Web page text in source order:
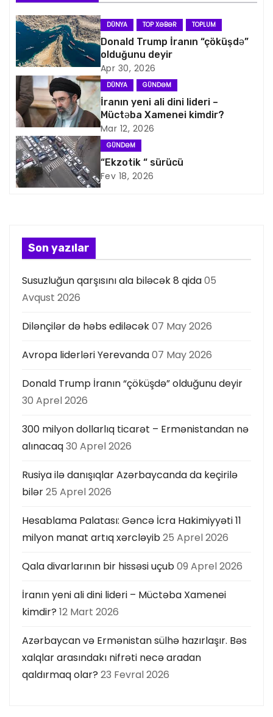
n
a
v
i
q
a
s
i
a
ı
DÜNYA TOP XƏBƏR TOPLUM
Donald Trump İranın “çöküşdə”
olduğunu deyir
Apr 30, 2026
DÜNYA GÜNDƏM
İranın yeni ali dini lideri –
Müctəba Xamenei kimdir?
Mar 12, 2026
GÜNDƏM
“Ekzotik “ sürücü
Fev 18, 2026
Son yazılar
Susuzluğun qarşısını ala biləcək 8 qida05
Avqust 2026
Dilənçilər də həbs ediləcək07 May 2026
Avropa liderləri Yerevanda07 May 2026
Donald Trump İranın “çöküşdə” olduğunu deyir
30 Aprel 2026
300 milyon dollarlıq ticarət – Ermənistandan nə
alınacaq30 Aprel 2026
Rusiya ilə danışıqlar Azərbaycanda da keçirilə
bilər25 Aprel 2026
Hesablama Palatası: Gəncə İcra Hakimiyyəti 11
milyon manat artıq xərcləyib25 Aprel 2026
Qala divarlarının bir hissəsi uçub09 Aprel 2026
İranın yeni ali dini lideri – Müctəba Xamenei
kimdir? 12 Mart 2026
Azərbaycan və Ermənistan sülhə hazırlaşır. Bəs
xalqlar arasındakı nifrəti necə aradan
qaldırmaq olar? 23 Fevral 2026